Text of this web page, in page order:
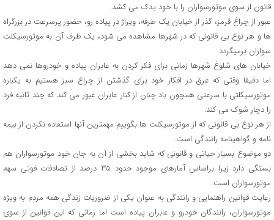
قانون از سوی موتورسواران را با خود یدک می کشد.
عبور از چراغ قرمز، گذر از خیابان یک طرفه، ویراژ در پیاده رو، حضور پرسرعت در بزرگراه
ها و هر نوع بی قانونی که در شهرها مشاهده می شود، یک طرف آن به موتورسیکلت
سواران برمیگردد.
خیابان های شلوغ شهرها زمانی برای فکر کردن به عابران پیاده و خودروها نمی دهد
اما دقیقا وقتی که غرق در افکار خود برای گذشتن از چراغ سبز هستیم به یکباره
موتورسیکلتی با سرعتی همچون باد چنان از کنار عابران عبور می کند که چند ثانیه فرد
را دچار شوک می کند.
از هر نوع بی قانونی که از موتورسیکلت ها بگوییم مهمترین آنها استفاده نکردن از بیمه
نامه و گواهینامه رانندگی است.
دو موضوع بسیار حیاتی و قانونی که شاید بخشی از آن به جان خود موتورسواران هم
بستگی دارد زیرا براساس آمارهای موجود حدود ۳۵ درصد از تصادفات فوتی سهم
موتورسواران است.
رعایت قوانین راهنمایی و رانندگی به عنوان یکی از ضروریات زندگی همه مردم به ویژه
موتورسواران، رانندگان خودرو و عابران پیاده است اما زمانی که این قوانین از سوی